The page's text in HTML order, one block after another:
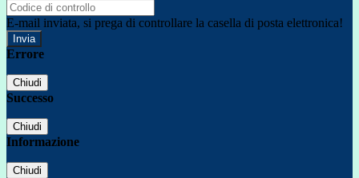
E-mail inviata, si prega di controllare la casella di posta elettronica!
Errore
Chiudi
Successo
Chiudi
Informazione
Chiudi